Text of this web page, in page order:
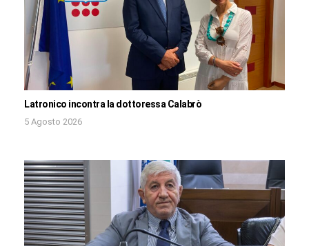
Latronico incontra la dottoressa Calabrò
5 Agosto 2026